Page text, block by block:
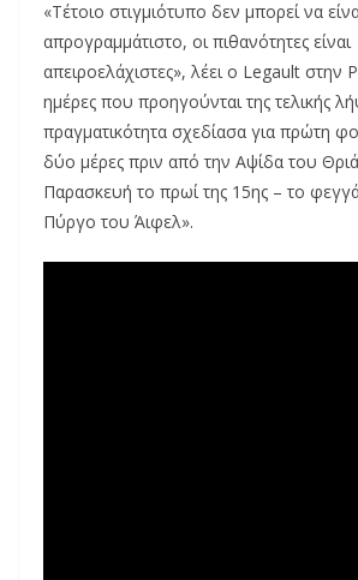
«Τέτοιο στιγμιότυπο δεν μπορεί να
απρογραμμάτιστο, οι πιθανότητες είναι
απειροελάχιστες», λέει ο Legault στην
ημέρες που προηγούνται της τελικής
πραγματικότητα σχεδίασα για πρώτη
δύο μέρες πριν από την Αψίδα του
Παρασκευή το πρωί της 15ης – το
Πύργο του Άιφελ».